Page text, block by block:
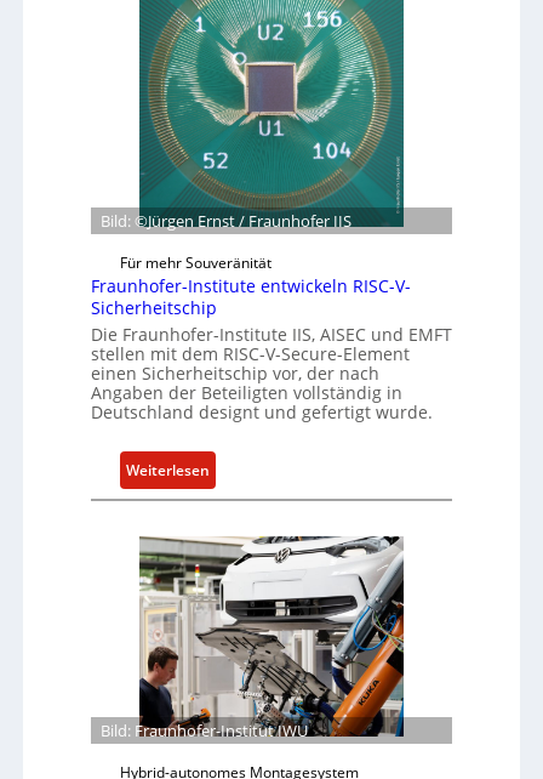
e
r
e
h
m
e
n
o
u
m
C
y
b
e
r
R
e
s
i
l
i
n
c
A
c
t
g
n
d
e
t
G
e
c
h
ä
f
t
s
i
n
h
e
i
t
f
ü
r
o
f
Bild: ©Jürgen Ernst / Fraunhofer IIS
Für mehr Souveränität
Fraunhofer-Institute entwickeln RISC-V-
Sicherheitschip
Die Fraunhofer-Institute IIS, AISEC und EMFT
stellen mit dem RISC-V-Secure-Element
einen Sicherheitschip vor, der nach
Angaben der Beteiligten vollständig in
Deutschland designt und gefertigt wurde.
Weiterlesen:
F
a
u
n
o
e
r
-
Bild: Fraunhofer-Institut IWU
Hybrid-autonomes Montagesystem